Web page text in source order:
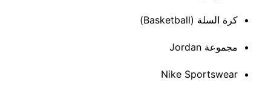
كرة السلة (Basketball)
مجموعة Jordan
Nike Sportswear